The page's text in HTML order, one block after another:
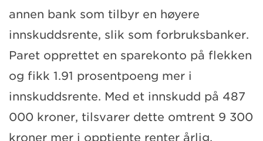
annen bank som tilbyr en høyere
innskuddsrente, slik som forbruksbanker.
Paret opprettet en sparekonto på flekken
og fikk 1.91 prosentpoeng mer i
innskuddsrente. Med et innskudd på 487
000 kroner, tilsvarer dette omtrent 9 300
kroner mer i opptjente renter årlig.